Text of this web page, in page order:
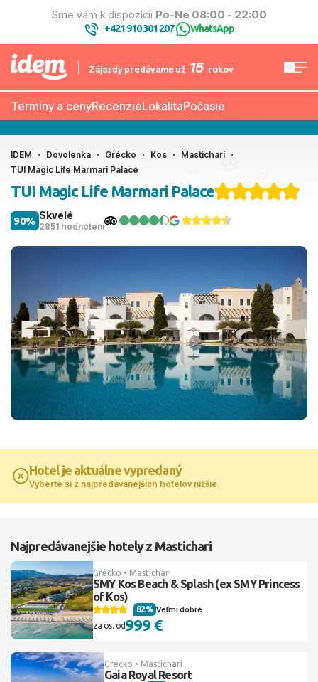
Sme vám k dispozícii Po-Ne 08:00 - 22:00
+421 910 301 207| WhatsApp
Zájazdy predávame už 15 rokov
Termíny a cenyRecenzieLokalitaPočasie
IDEM Dovolenka Grécko Kos
Mastichari
TUI Magic Life Marmari Palace
TUI Magic Life Marmari Palace
Skvelé
2851 hodnotení
90%
Hotel je aktuálne vypredaný
Vyberte si z najpredávanejších hotelov nižšie.
Najpredávanejšie hotely z Mastichari
Grécko • Mastichari
SMY Kos Beach & Splash (ex SMY Princess
of Kos)
Veľmi dobré
82%
za os. od999 €
Grécko • Mastichari
Gaia Royal Resort